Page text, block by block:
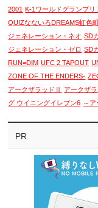
2001 K-1ワールドグランプリ
QUIZなないろDREAMS虹色
ジェネレーション・ネオ SD
ジェネレーション・ゼロ SD
RUN=DIM UFC 2 TAPOUT
ZONE OF THE ENDERS-
アークザラッドⅡ
アークザ
グ ウイニングイレブン6 ～
PR